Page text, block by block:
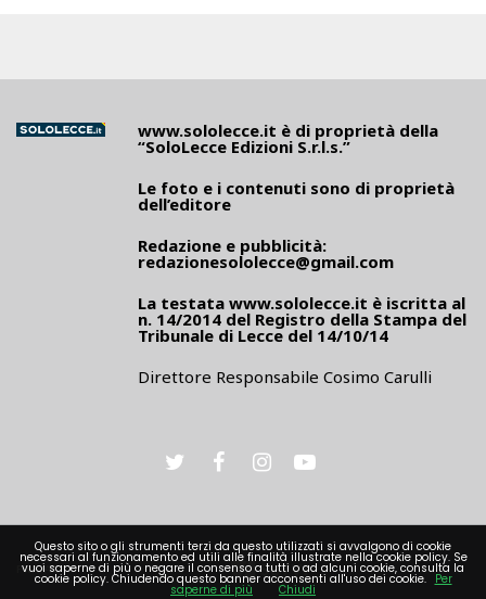
www.sololecce.it è di proprietà della
“SoloLecce Edizioni S.r.l.s.”
Le foto e i contenuti sono di proprietà
dell’editore
Redazione e pubblicità:
redazionesololecce@gmail.com
La testata www.sololecce.it è iscritta al
n. 14/2014 del Registro della Stampa del
Tribunale di Lecce del 14/10/14
Direttore Responsabile Cosimo Carulli
PRIVACY
Questo sito o gli strumenti terzi da questo utilizzati si avvalgono di cookie
necessari al funzionamento ed utili alle finalità illustrate nella cookie policy. Se
vuoi saperne di più o negare il consenso a tutti o ad alcuni cookie, consulta la
cookie policy. Chiudendo questo banner acconsenti all'uso dei cookie. Per
saperne di più Chiudi